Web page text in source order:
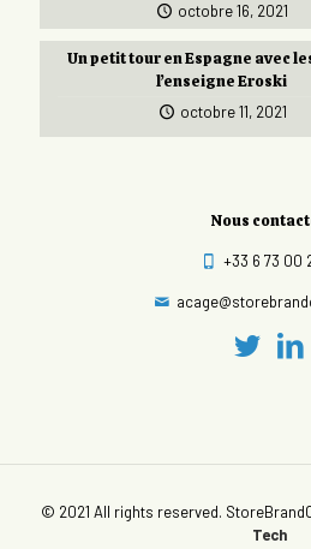
octobre 16, 2021
Un petit tour en Espagne avec
l’enseigne Eroski
octobre 11, 2021
Nous
+33 6 73 00
© 2021 All rights reserved.
Tech